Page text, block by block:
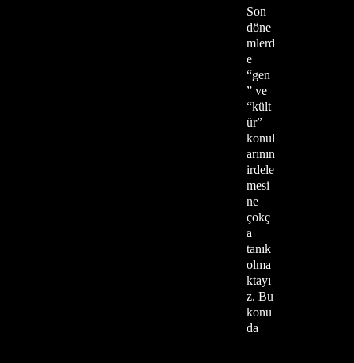
Son
döne
mlerd
e
“gen
” ve
“kült
ür”
konul
arının
irdele
mesi
ne
çokç
a
tanık
olma
ktayı
z. Bu
konu
da